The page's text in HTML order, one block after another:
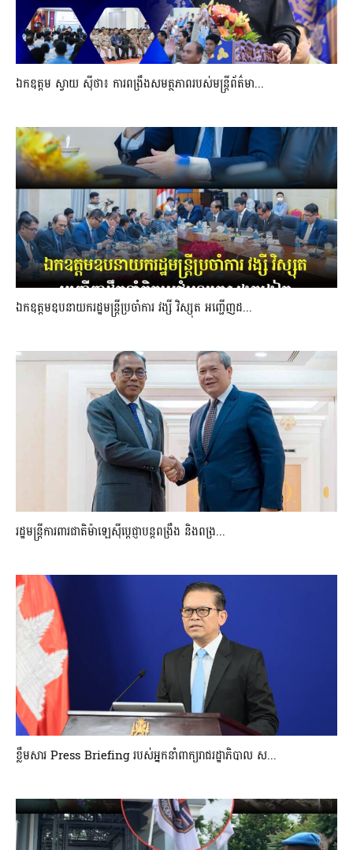
ឯកឧត្តម ស្វាយ ស៊ីថា៖ ការពង្រឹងសមត្ថភាពរបស់មន្ត្រីព័ត៌មា...
ឯកឧត្តមឧបនាយករដ្ឋមន្រ្តីប្រចាំការ វង្សី វិស្សុត អញ្ជើញដ...
រដ្ឋមន្ត្រីការពារជាតិម៉ាឡេស៊ីប្ដេជ្ញាបន្តពង្រឹង និងពង្រ...
ខ្លឹមសារ Press Briefing របស់អ្នកនាំពាក្យរាជរដ្ឋាភិបាល ស...